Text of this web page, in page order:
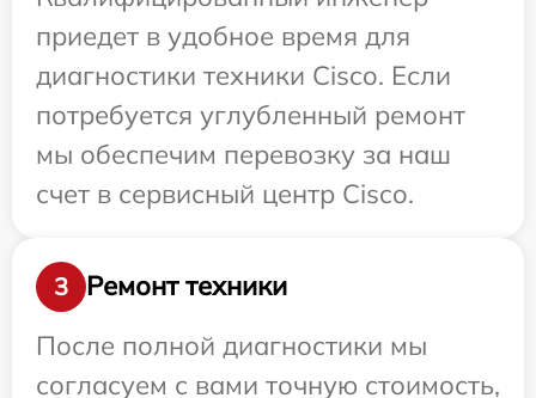
приедет в удобное время для
диагностики техники Cisco. Если
потребуется углубленный ремонт
мы обеспечим перевозку за наш
счет в сервисный центр Cisco.
3
Ремонт техники
После полной диагностики мы
согласуем с вами точную стоимость,